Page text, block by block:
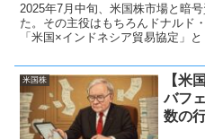
2025年7月中旬、米国株市場と暗
た。その主役はもちろんドナルド
「米国×インドネシア貿易協定」
米国株
【米
バフ
数の